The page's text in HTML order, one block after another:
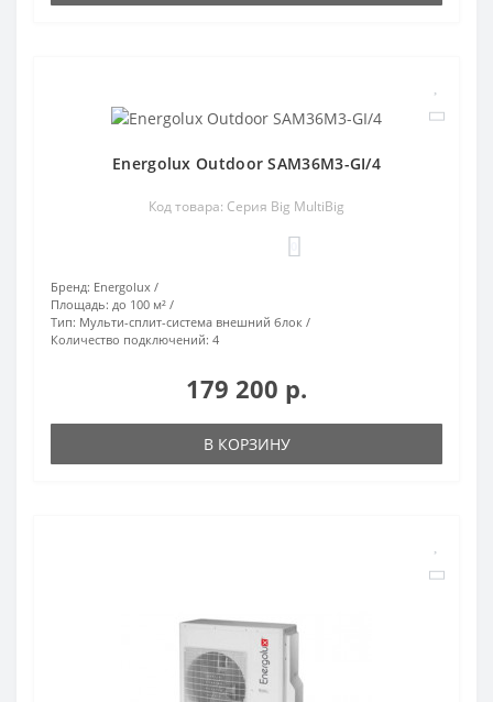
Energolux Outdoor SAM36M3-GI/4
Код товара: Серия Big MultiBig
Бренд: Energolux
Площадь: до 100 м²
Тип: Мульти-сплит-система внешний блок
Количество подключений: 4
179 200 р.
В КОРЗИНУ